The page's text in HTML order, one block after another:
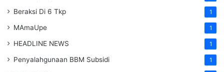
Beraksi Di 6 Tkp 1
MAmaUpe 1
HEADLINE NEWS 1
Penyalahgunaan BBM Subsidi 1